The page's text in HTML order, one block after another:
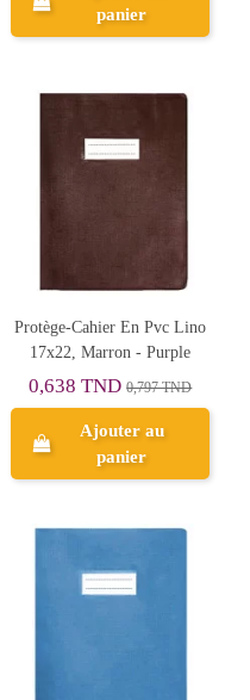
panier
Protège-Cahier En Pvc Lino
17x22, Marron - Purple
0,638 TND0,797 TND
Ajouter au
panier